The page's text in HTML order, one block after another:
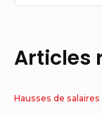
Articles
Hausses de